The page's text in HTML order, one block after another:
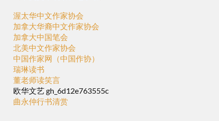
渥太华中文作家协会
加拿大华裔中文作家协会
加拿大中国笔会
北美中文作家协会
中国作家网（中国作协）
瑞琳读书
董老师读笑言
欧华文艺 gh_6d12e763555c
曲永仲行书清赏